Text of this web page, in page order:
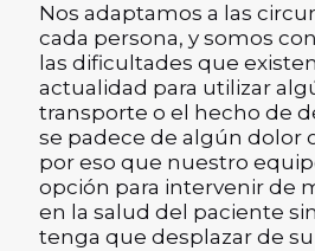
Nos adaptamos a las
cada persona, y somos
las dificultades que
actualidad para utilizar
transporte o el hecho de
se padece de algún dolor
por eso que nuestro
opción para intervenir de
en la salud del paciente
tenga que desplazar de su